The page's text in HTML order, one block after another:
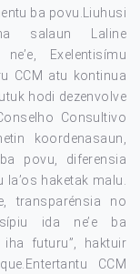
ba povu.Liuhusi
salaun Laline
Exelentisímu
CCM atu kontinua
hodi dezenvolve
Consultivo
koordenasaun,
povu, diferensia
haketak malu.
transparénsia no
ida ne’e ba
iha futuru”, haktuir
CCM